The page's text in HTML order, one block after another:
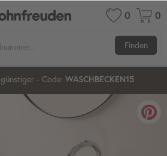
0 0
Finden
08 10 20
günstiger - Code: WASCHBECKEN15
20%